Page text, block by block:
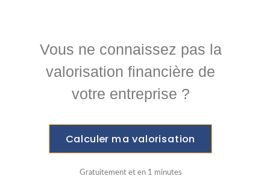
Vous ne connaissez pas la
valorisation financière de
votre entreprise ?
Calculer ma valorisation
Gratuitement et en 1 minutes